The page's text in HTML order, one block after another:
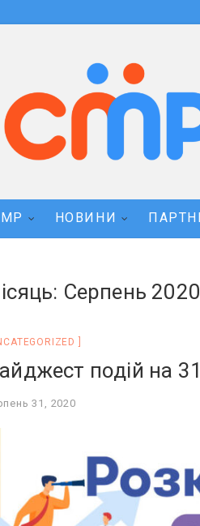
НОВИНИ
Серпень 2020
подій на
31, 2020